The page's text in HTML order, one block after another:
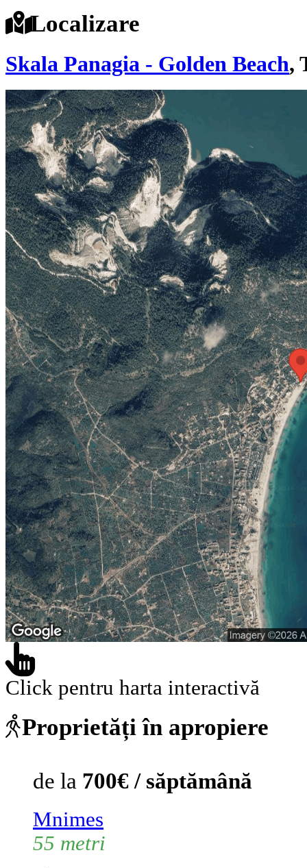
Localizare
Skala Panagia - Golden Beach,
Click pentru harta interactivă
Proprietăți în apropiere
de la 700€ / săptămână
Mnimes
55 metri